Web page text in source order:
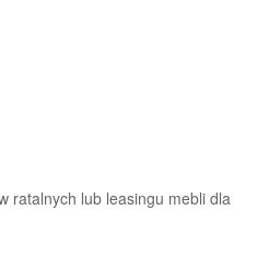
ratalnych lub leasingu mebli dla